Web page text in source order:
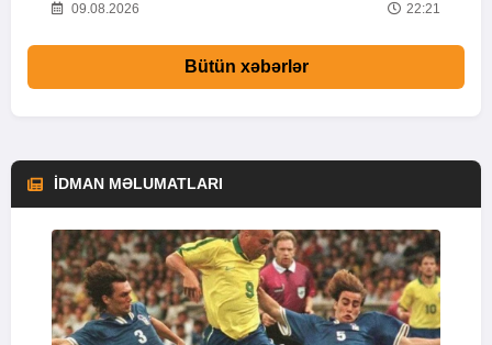
09.08.2026 22:21
Bütün xəbərlər
İDMAN MƏLUMATLARI